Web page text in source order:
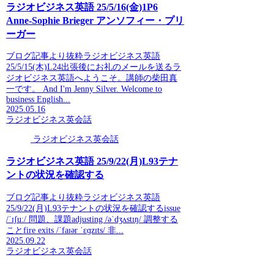
ラジオビジネス英語 25/5/16(金)1P6
Anne-Sophie Brieger アンソフィー・プリ
ーガー
ブログ記事より抜粋ラジオビジネス英語
25/5/15(木)L24出張後にお礼のメールを送るラ
ジオビジネス英語へようこそ。講師の柴田真
一です。 And I'm Jenny Silver. Welcome to
business English...
2025.05.16
ラジオビジネス英会話
ラジオビジネス英会話
ラジオビジネス英語 25/9/22(月)L93テナ
ントの状況を確認する
ブログ記事より抜粋ラジオビジネス英語
25/9/22(月)L93テナントの状況を確認するissue
/ˈɪʃuː/ 問題、課題adjusting /əˈdʒʌstɪŋ/ 調整する
ことfire exits /ˈfaɪər ˈɛɡzɪts/ 非...
2025.09.22
ラジオビジネス英会話